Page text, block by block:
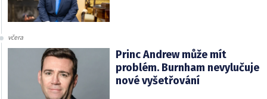
včera
Princ Andrew může mít
problém. Burnham nevylučuje
nové vyšetřování